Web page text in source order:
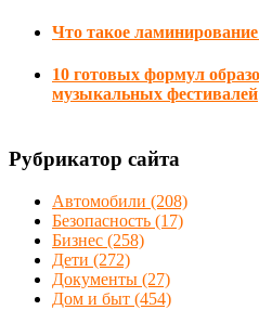
Что такое
10 готовых формул
музыкальных фестивалей
Рубрикатор сайта
Автомобили (208)
Безопасность (17)
Бизнес (258)
Дети (272)
Документы (27)
Дом и быт (454)